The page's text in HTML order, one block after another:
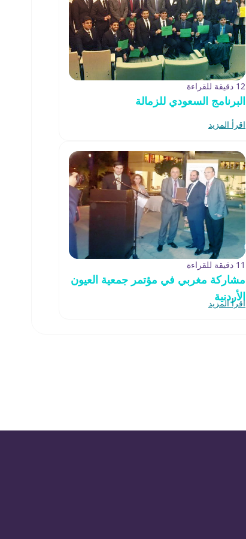
12 دقيقة للقراءة
البرنامج السعودي للزمالة
اقرأ المزيد
11 دقيقة للقراءة
مشاركة مغربي في مؤتمر جمعية العيون
الأردنية
اقرأ المزيد